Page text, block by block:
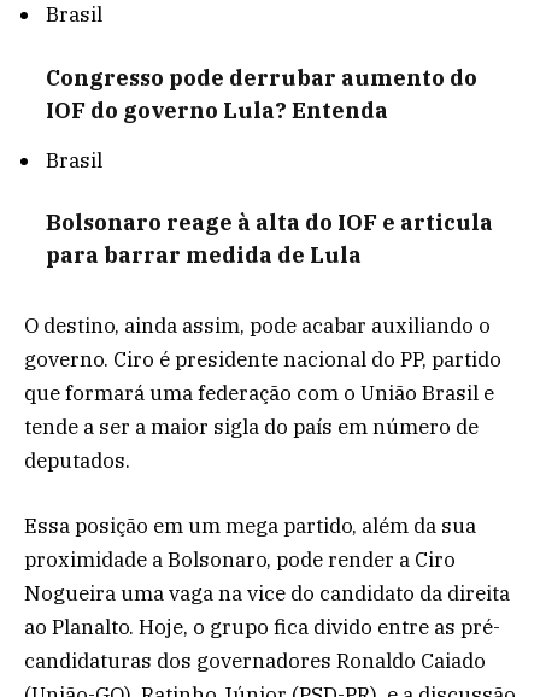
Brasil
Congresso pode derrubar aumento do
IOF do governo Lula? Entenda
Brasil
Bolsonaro reage à alta do IOF e articula
para barrar medida de Lula
O destino, ainda assim, pode acabar auxiliando o
governo. Ciro é presidente nacional do PP, partido
que formará uma federação com o União Brasil e
tende a ser a maior sigla do país em número de
deputados.
Essa posição em um mega partido, além da sua
proximidade a Bolsonaro, pode render a Ciro
Nogueira uma vaga na vice do candidato da direita
ao Planalto. Hoje, o grupo fica divido entre as pré-
candidaturas dos governadores Ronaldo Caiado